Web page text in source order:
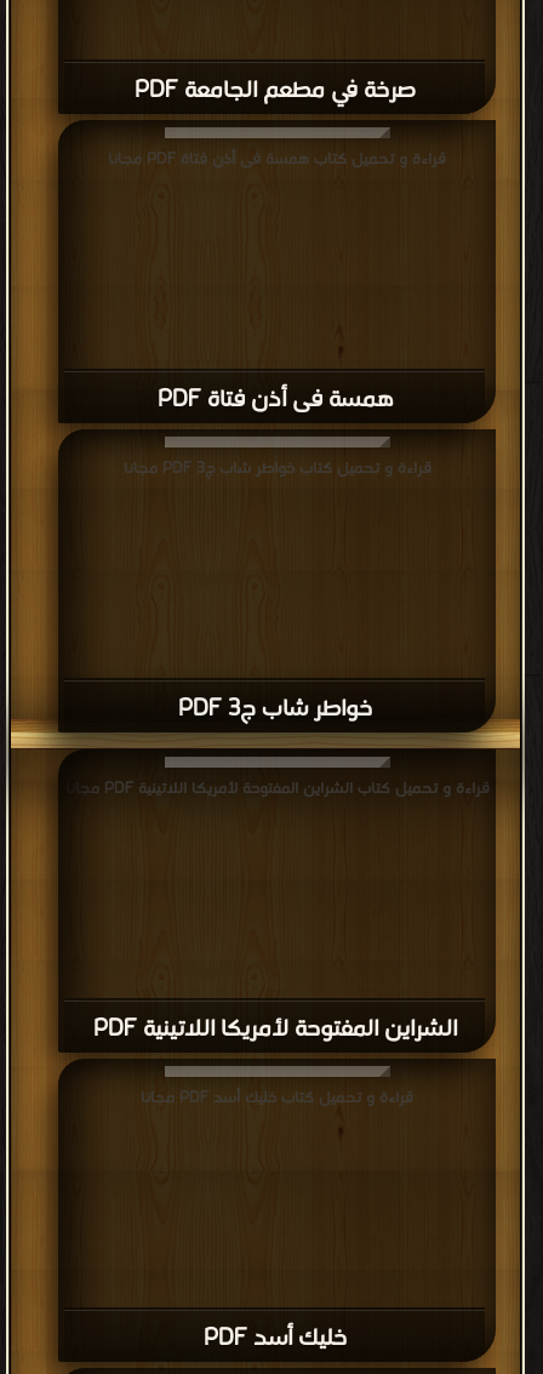
صرخة في مطعم الجامعة PDF
همسة فى أذن فتاة PDF
قراءة و تحميل كتاب همسة فى أذن فتاة PDF مجانا
خواطر شاب ج3 PDF
قراءة و تحميل كتاب خواطر شاب ج3 PDF مجانا
الشراين المفتوحة لأمريكا اللاتينية PDF
قراءة و تحميل كتاب الشراين المفتوحة لأمريكا اللاتينية PDF مجانا
خليك أسد PDF
قراءة و تحميل كتاب خليك أسد PDF مجانا